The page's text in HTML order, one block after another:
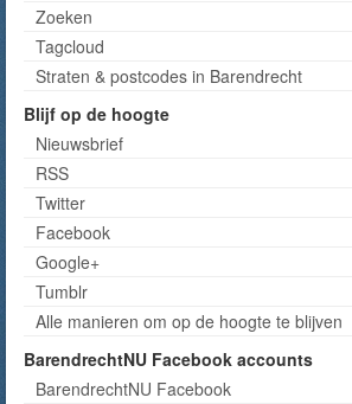
Zoeken
Tagcloud
Straten & postcodes in Barendrecht
Blijf op de hoogte
Nieuwsbrief
RSS
Twitter
Facebook
Google+
Tumblr
Alle manieren om op de hoogte te blijven
BarendrechtNU Facebook accounts
BarendrechtNU Facebook